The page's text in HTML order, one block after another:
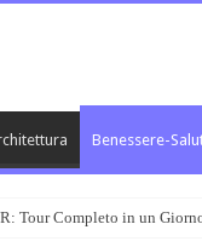
Benessere-
Tour Completo in un